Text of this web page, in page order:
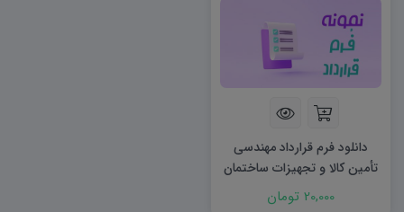
دانلود فرم قرارداد مهندسی
تأمین کالا و تجهیزات ساختمان
و نصب (E.P.C)
20,000 تومان